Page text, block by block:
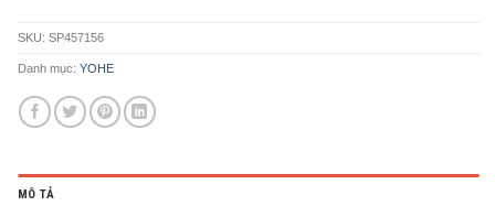
SKU: SP457156
Danh mục: YOHE
MÔ TẢ